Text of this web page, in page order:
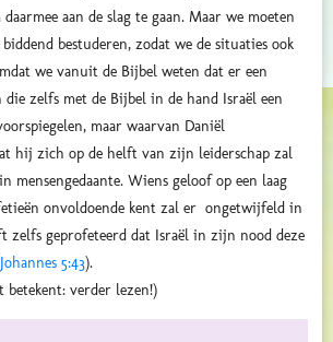
aan de slag te gaan. Maar we moeten
bestuderen, zodat we de situaties ook
we vanuit de Bijbel weten dat er een
die zelfs met de Bijbel in de hand Israël een
maar waarvan Daniël
hij zich op de helft van zijn leiderschap zal
mensengedaante. Wiens geloof op een laag
onvoldoende kent zal er ongetwijfeld in
zelfs geprofeteerd dat Israël in zijn nood deze
Johannes 5:43).
betekent: verder lezen!)